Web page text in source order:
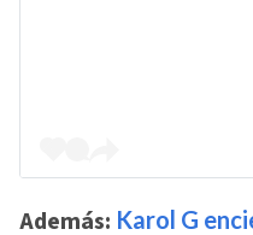
Además: Karol G